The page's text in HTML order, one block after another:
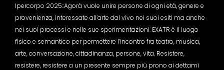
Ipercorpo 2025::Agorà vuole unire persone di ogni età, genere e
provenienza, interessate all’arte dal vivo nei suoi esiti ma anche
nei suoi processi e nelle sue sperimentazioni. EXATR è il luogo
fisico e semantico per permettere l’incontro fra teatro, musica,
arte, conversazione, cittadinanza, persone, vita. Resistere,
resistere, resistere a un presente sempre più prono ai dettami